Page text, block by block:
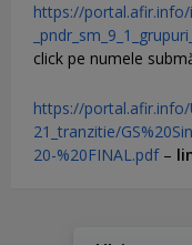
https://portal.afir.info/
click pe numele
https://
21_tranzitie/
20-%20FINAL.pdf–